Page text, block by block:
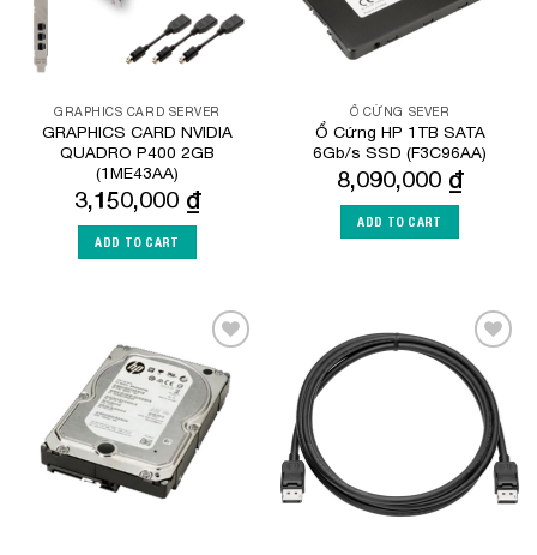
GRAPHICS CARD SERVER
GRAPHICS CARD NVIDIA
QUADRO P400 2GB
(1ME43AA)
3,150,000 ₫
ADD TO CART
Ổ CỨNG SEVER
Ổ Cứng HP 1TB SATA
6Gb/s SSD (F3C96AA)
8,090,000 ₫
ADD TO CART
Add to
Wishlist
Add to
Wishlist